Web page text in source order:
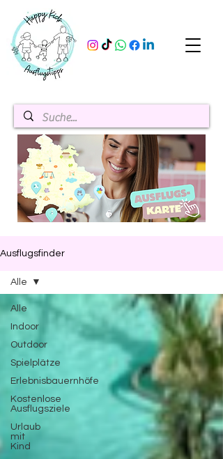
Ausflugsfinder
Alle
Indoor
Outdoor
Spielplätze
Erlebnisbauernhöfe
Kostenlose
Ausflugsziele
Urlaub
mit
Kind
Alle